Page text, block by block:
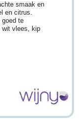
smaak en
en citrus.
goed te
wit vlees, kip